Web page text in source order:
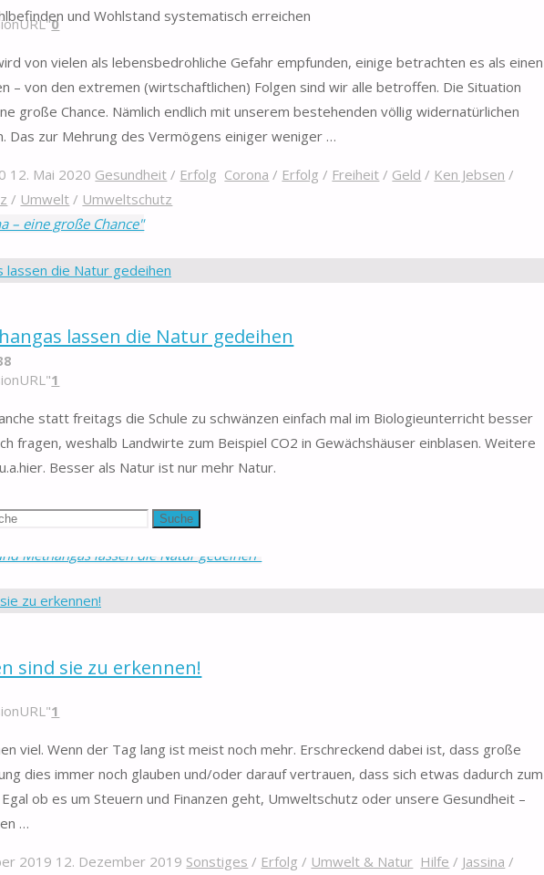
und Wohlstand systematisch erreichen
Suche
0
von vielen als lebensbedrohliche Gefahr empfunden, einige betrachten es als einen
– von den extremen (wirtschaftlichen) Folgen sind wir alle betroffen. Die Situation
große Chance. Nämlich endlich mit unserem bestehenden völlig widernatürlichen
Das zur Mehrung des Vermögens einiger weniger …
12. Mai 2020 Gesundheit / Erfolg Corona / Erfolg / Freiheit / Geld / Ken Jebsen /
/ Umwelt / Umweltschutz
– eine große Chance"
lassen die Natur gedeihen
1
statt freitags die Schule zu schwänzen einfach mal im Biologieunterricht besser
fragen, weshalb Landwirte zum Beispiel CO2 in Gewächshäuser einblasen. Weitere
Besser als Natur ist nur mehr Natur.
20. Februar 2020 Umwelt & Natur
Methangas lassen die Natur gedeihen"
sind sie zu erkennen!
1
viel. Wenn der Tag lang ist meist noch mehr. Erschreckend dabei ist, dass große
dies immer noch glauben und/oder darauf vertrauen, dass sich etwas dadurch zum
ob es um Steuern und Finanzen geht, Umweltschutz oder unsere Gesundheit –
…
2019 12. Dezember 2019 Sonstiges / Erfolg / Umwelt & Natur Hilfe / Jassina /